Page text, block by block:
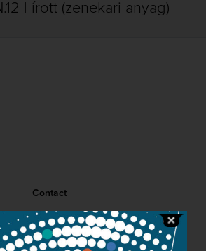
| írott (zenekari anyag)
Contact
Public information
Press room